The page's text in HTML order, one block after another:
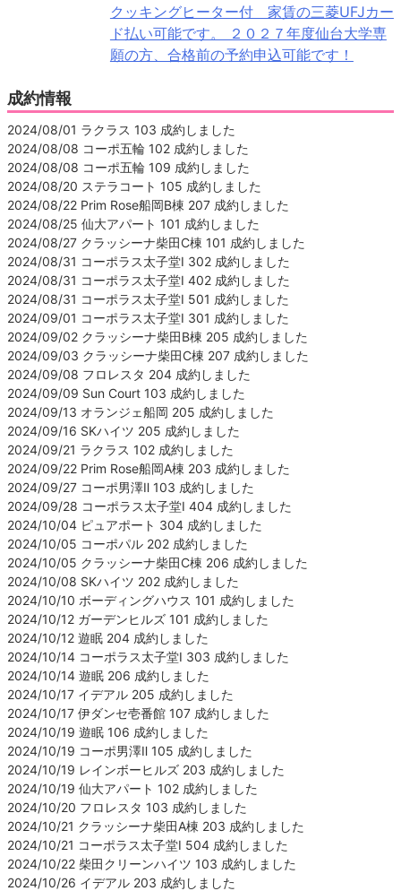
クッキングヒーター付 家賃の三菱UFJカー
ド払い可能です。 ２０２７年度仙台大学専
願の方、合格前の予約申込可能です！
成約情報
2024/08/01 ラクラス 103 成約しました
2024/08/08 コーポ五輪 102 成約しました
2024/08/08 コーポ五輪 109 成約しました
2024/08/20 ステラコート 105 成約しました
2024/08/22 Prim Rose船岡B棟 207 成約しました
2024/08/25 仙大アパート 101 成約しました
2024/08/27 クラッシーナ柴田C棟 101 成約しました
2024/08/31 コーポラス太子堂Ⅰ 302 成約しました
2024/08/31 コーポラス太子堂Ⅰ 402 成約しました
2024/08/31 コーポラス太子堂Ⅰ 501 成約しました
2024/09/01 コーポラス太子堂Ⅰ 301 成約しました
2024/09/02 クラッシーナ柴田B棟 205 成約しました
2024/09/03 クラッシーナ柴田C棟 207 成約しました
2024/09/08 フロレスタ 204 成約しました
2024/09/09 Sun Court 103 成約しました
2024/09/13 オランジェ船岡 205 成約しました
2024/09/16 SKハイツ 205 成約しました
2024/09/21 ラクラス 102 成約しました
2024/09/22 Prim Rose船岡A棟 203 成約しました
2024/09/27 コーポ男澤Ⅱ 103 成約しました
2024/09/28 コーポラス太子堂Ⅰ 404 成約しました
2024/10/04 ピュアポート 304 成約しました
2024/10/05 コーポパル 202 成約しました
2024/10/05 クラッシーナ柴田C棟 206 成約しました
2024/10/08 SKハイツ 202 成約しました
2024/10/10 ボーディングハウス 101 成約しました
2024/10/12 ガーデンヒルズ 101 成約しました
2024/10/12 遊眠 204 成約しました
2024/10/14 コーポラス太子堂Ⅰ 303 成約しました
2024/10/14 遊眠 206 成約しました
2024/10/17 イデアル 205 成約しました
2024/10/17 伊ダンセ壱番館 107 成約しました
2024/10/19 遊眠 106 成約しました
2024/10/19 コーポ男澤Ⅱ 105 成約しました
2024/10/19 レインボーヒルズ 203 成約しました
2024/10/19 仙大アパート 102 成約しました
2024/10/20 フロレスタ 103 成約しました
2024/10/21 クラッシーナ柴田A棟 203 成約しました
2024/10/21 コーポラス太子堂Ⅰ 504 成約しました
2024/10/22 柴田クリーンハイツ 103 成約しました
2024/10/26 イデアル 203 成約しました